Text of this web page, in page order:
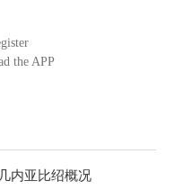
the APP
几内亚比绍概况